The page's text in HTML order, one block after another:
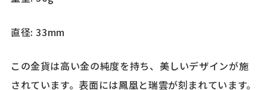
直径: 33mm
この金貨は高い金の純度を持ち、美しいデザインが施
されています。表面には鳳凰と瑞雲が刻まれています。